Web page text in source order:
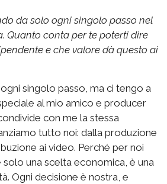
da solo ogni singolo passo nel
Quanto conta per te poterti dire
e che valore dà questo ai
singolo passo, ma ci tengo a
al mio amico e producer
con me la stessa
tutto noi: dalla produzione
ai video. Perché per noi
solo una scelta economica, è una
Ogni decisione è nostra, e